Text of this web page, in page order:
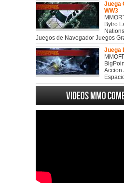
Juega
WW3
Bytro
Juegos de Navegador Juegos
Juega
Accion
Videos MMO